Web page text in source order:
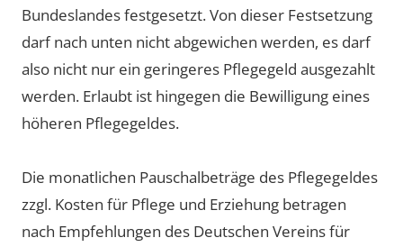
Bundeslandes festgesetzt. Von dieser Festsetzung
darf nach unten nicht abgewichen werden, es darf
also nicht nur ein geringeres Pflegegeld ausgezahlt
werden. Erlaubt ist hingegen die Bewilligung eines
höheren Pflegegeldes.
Die monatlichen Pauschalbeträge des Pflegegeldes
zzgl. Kosten für Pflege und Erziehung betragen
nach Empfehlungen des Deutschen Vereins für